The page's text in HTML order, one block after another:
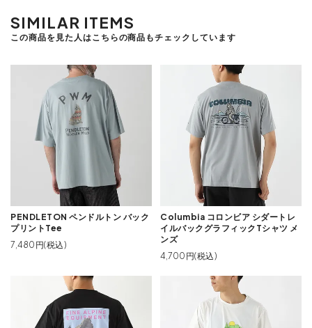
SIMILAR ITEMS
この商品を見た人はこちらの商品もチェックしています
PENDLETON ペンドルトン バック
プリントTee
7,480円(税込)
Columbia コロンビア シダートレ
イルバックグラフィックTシャツ メ
ンズ
4,700円(税込)